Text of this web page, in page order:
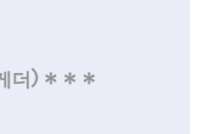
더)＊＊＊